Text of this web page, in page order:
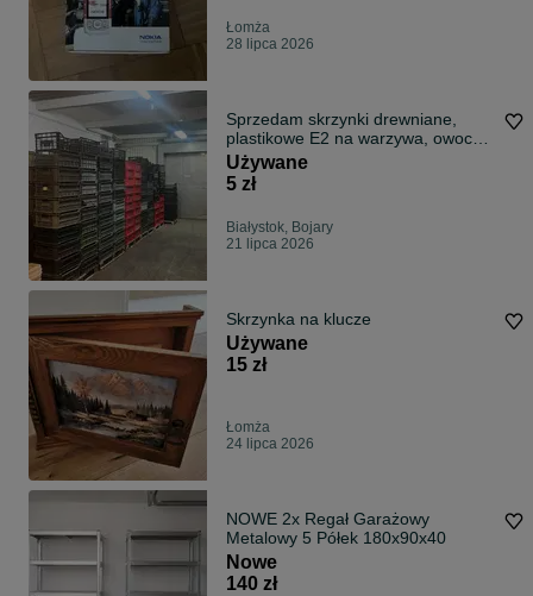
Łomża
28 lipca 2026
Sprzedam skrzynki drewniane,
plastikowe E2 na warzywa, owoce,
mięso
Używane
5 zł
Białystok, Bojary
21 lipca 2026
Skrzynka na klucze
Używane
15 zł
Łomża
24 lipca 2026
NOWE 2x Regał Garażowy
Metalowy 5 Półek 180x90x40
Nowe
140 zł